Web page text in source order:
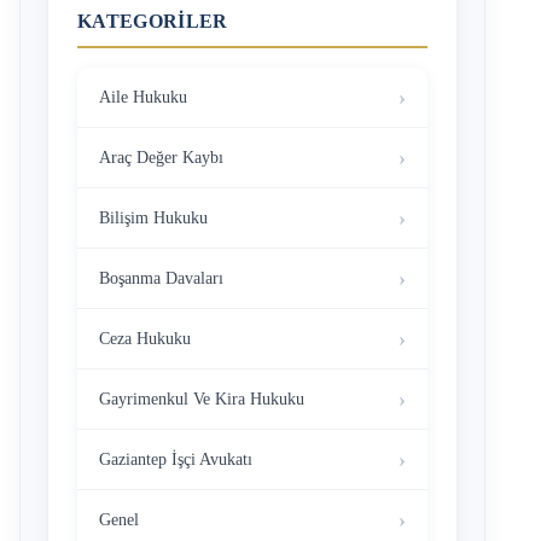
KATEGORILER
Aile Hukuku
Araç Değer Kaybı
Bilişim Hukuku
Boşanma Davaları
Ceza Hukuku
Gayrimenkul Ve Kira Hukuku
Gaziantep İşçi Avukatı
Genel